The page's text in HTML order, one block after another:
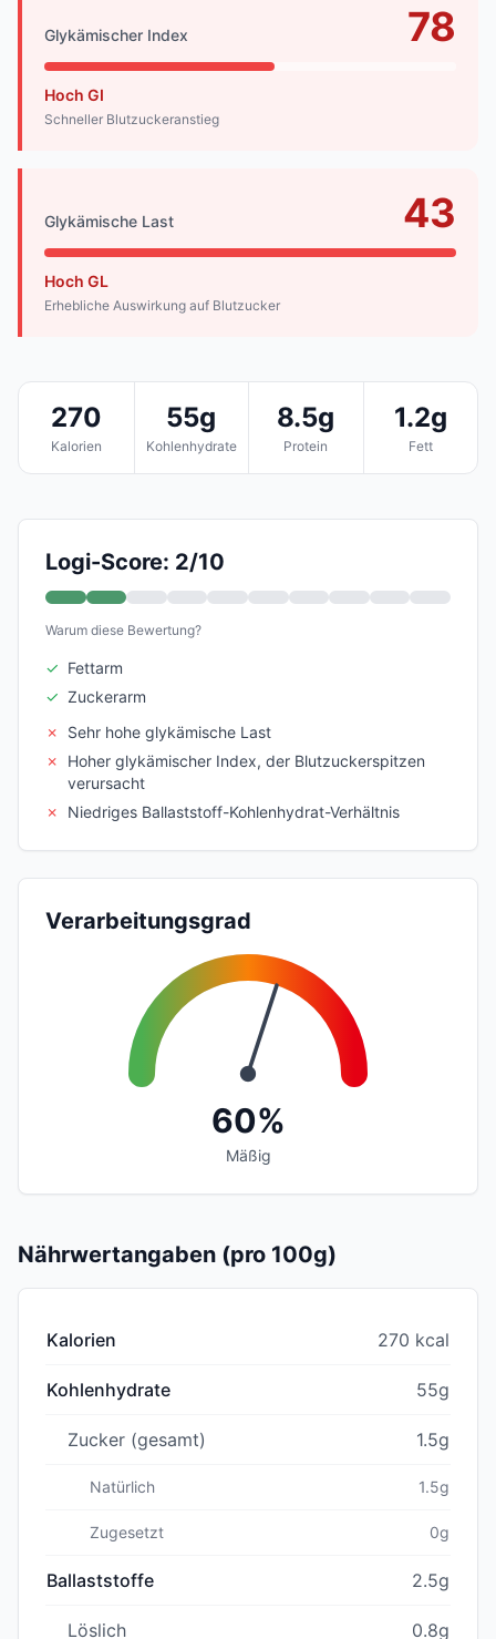
Glykämischer Index 78
Hoch GI
Schneller Blutzuckeranstieg
Glykämische Last 43
Hoch GL
Erhebliche Auswirkung auf Blutzucker
270
Kalorien
55g
Kohlenhydrate
8.5g
Protein
1.2g
Fett
Logi-Score: 2/10
Warum diese Bewertung?
✓ Fettarm
✓ Zuckerarm
✗
Sehr hohe glykämische Last
✗
Hoher glykämischer Index, der Blutzuckerspitzen
verursacht
✗
Niedriges Ballaststoff-Kohlenhydrat-Verhältnis
Verarbeitungsgrad
60%
Mäßig
Nährwertangaben (pro 100g)
Kalorien 270 kcal
Kohlenhydrate 55g
Zucker (gesamt) 1.5g
Natürlich 1.5g
Zugesetzt 0g
Ballaststoffe 2.5g
Löslich 0.8g